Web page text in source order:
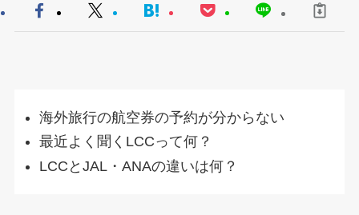
海外旅行の航空券の予約が分からない
最近よく聞くLCCって何？
LCCとJAL・ANAの違いは何？